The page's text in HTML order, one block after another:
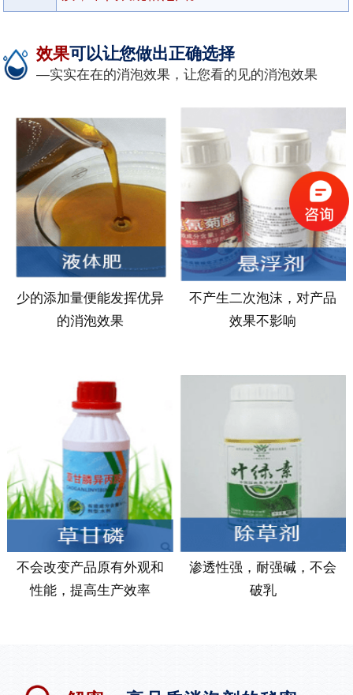
效果可以让您做出正确选择
—实实在在的消泡效果，让您看的见的消泡效果
少的添加量便能发挥优异
的消泡效果
不产生二次泡沫，对产品
效果不影响
不会改变产品原有外观和
性能，提高生产效率
渗透性强，耐强碱，不会
破乳